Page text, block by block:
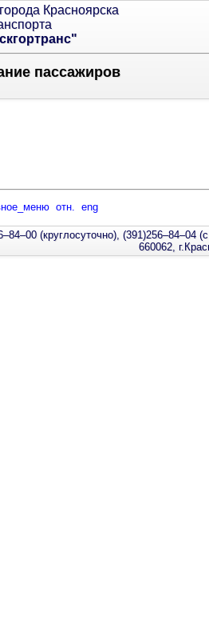
Красноярска
пассажиров
отн. eng
(круглосуточно), (391)256–84–04
660062,